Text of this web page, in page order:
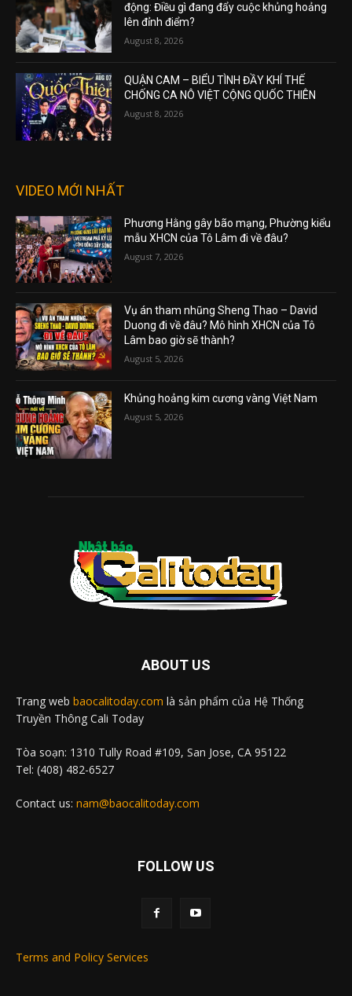
động: Điều gì đang đẩy cuộc khủng hoảng
lên đỉnh điểm?
August 8, 2026
QUẬN CAM – BIỂU TÌNH ĐẦY KHÍ THẾ
CHỐNG CA NÔ VIỆT CỘNG QUỐC THIÊN
August 8, 2026
VIDEO MỚI NHẤT
Phương Hằng gây bão mạng, Phường kiểu
mẫu XHCN của Tô Lâm đi về đâu?
August 7, 2026
Vụ án tham nhũng Sheng Thao – David
Duong đi về đâu? Mô hình XHCN của Tô
Lâm bao giờ sẽ thành?
August 5, 2026
Khủng hoảng kim cương vàng Việt Nam
August 5, 2026
ABOUT US
Trang web baocalitoday.com là sản phẩm của Hệ Thống
Truyền Thông Cali Today
Tòa soạn: 1310 Tully Road #109, San Jose, CA 95122
Tel: (408) 482-6527
Contact us: nam@baocalitoday.com
FOLLOW US
Terms and Policy Services